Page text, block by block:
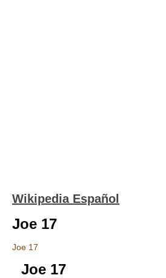
Wikipedia Español
Joe 17
Joe 17
Joe 17